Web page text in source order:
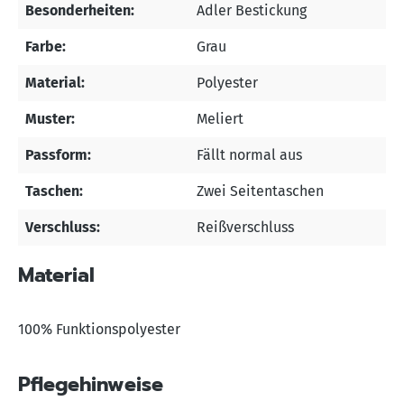
Besonderheiten: Adler Bestickung
Farbe: Grau
Material: Polyester
Muster: Meliert
Passform: Fällt normal aus
Taschen: Zwei Seitentaschen
Verschluss: Reißverschluss
Material
100% Funktionspolyester
Pflegehinweise